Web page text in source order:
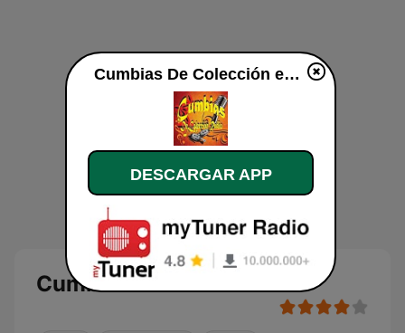
Cumbias De Colección
Cumbias De Colección en vivo
DESCARGAR APP